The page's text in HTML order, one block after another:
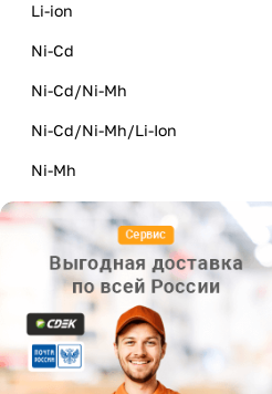
DAEWOO
Einhell
Felisatti
GREENWORKS
HiKOKI
Li-ion
Ni-Cd
Ni-Cd/Ni-Mh
Ni-Cd/Ni-Mh/Li-Ion
Ni-Mh